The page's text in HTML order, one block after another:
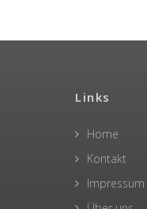
Links
Home
Kontakt
Impressum